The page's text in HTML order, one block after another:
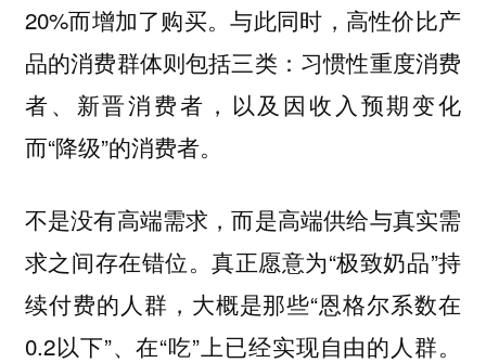
20%而增加了购买。与此同时，高性价比产
品的消费群体则包括三类：习惯性重度消费
者、新晋消费者，以及因收入预期变化
而“降级”的消费者。
不是没有高端需求，而是高端供给与真实需
求之间存在错位。真正愿意为“极致奶品”持
续付费的人群，大概是那些“恩格尔系数在
0.2以下”、在“吃”上已经实现自由的人群。